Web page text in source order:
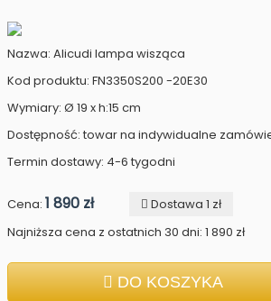
Nazwa: Alicudi lampa wisząca
Kod produktu: FN3350S200 -20E30
Wymiary: Ø 19 x h:15 cm
Dostępność: towar na indywidualne
Termin dostawy: 4-6 tygodni
Cena: 1 890 zł
Dostawa 1 zł
Najniższa cena z ostatnich 30 dni: 1 890 zł
DO KOSZYKA